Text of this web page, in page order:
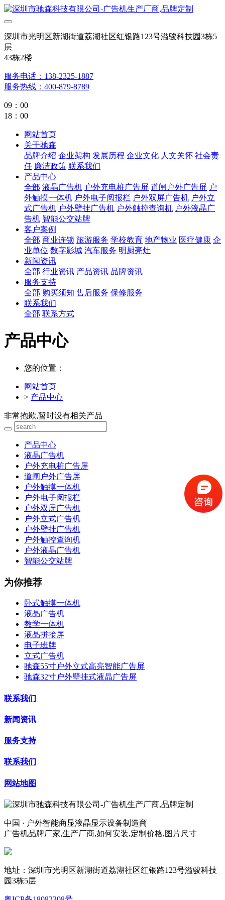
深圳市光明区新湖街道荔湖社区红银路123号溢骏科技园3栋5
层
43栋2楼
服务电话：138-2325-1887
服务热线：400-879-8789
09：00
18：00
网站首页
关于驰森
品牌介绍 企业架构 发展历程 企业文化 人文关怀 社会责
任 廉洁政策 联系我们
产品中心
全部 液晶广告机 户外充电桩广告屏 道闸户外广告屏 户
外触摸一体机 户外电子阅报栏 户外双屏广告机 户外立
式广告机 户外壁挂广告机 户外触控查询机 户外液晶广
告机 智能公交站牌
客户案例
全部 商业连锁 旅游服务 学校教育 地产物业 医疗健康 企
业单位 数字影城 汽车服务 明厨亮灶
新闻资讯
全部 行业资讯 产品资讯 品牌资讯
服务支持
全部 购买须知 售后服务 保修服务
联系我们
全部 联系方式
产品中心
您的位置：
网站首页
> 产品中心
非常抱歉,暂时没有相关产品
产品中心
液晶广告机
户外充电桩广告屏
道闸户外广告屏
户外触摸一体机
户外电子阅报栏
户外双屏广告机
户外立式广告机
户外壁挂广告机
户外触控查询机
户外液晶广告机
智能公交站牌
为你推荐
卧式触摸一体机
液晶广告机
教学一体机
液晶拼接屏
电子班牌
立式广告机
驰森55寸户外立式高亮智能广告屏
驰森32寸户外壁挂式液晶广告屏
联系我们
新闻资讯
服务支持
联系我们
网站地图
中国 · 户外智能商显液晶显示设备制造商
广告机品牌厂家,生产厂商,如何安装,定制价格,图片尺寸
地址：深圳市光明区新湖街道荔湖社区红银路123号溢骏科技
园3栋5层